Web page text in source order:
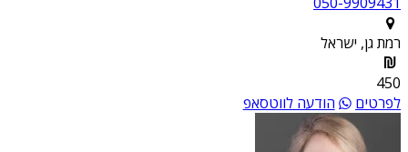
רמת גן, ישראל
450
לפרטים
הודעה לווטסאפ